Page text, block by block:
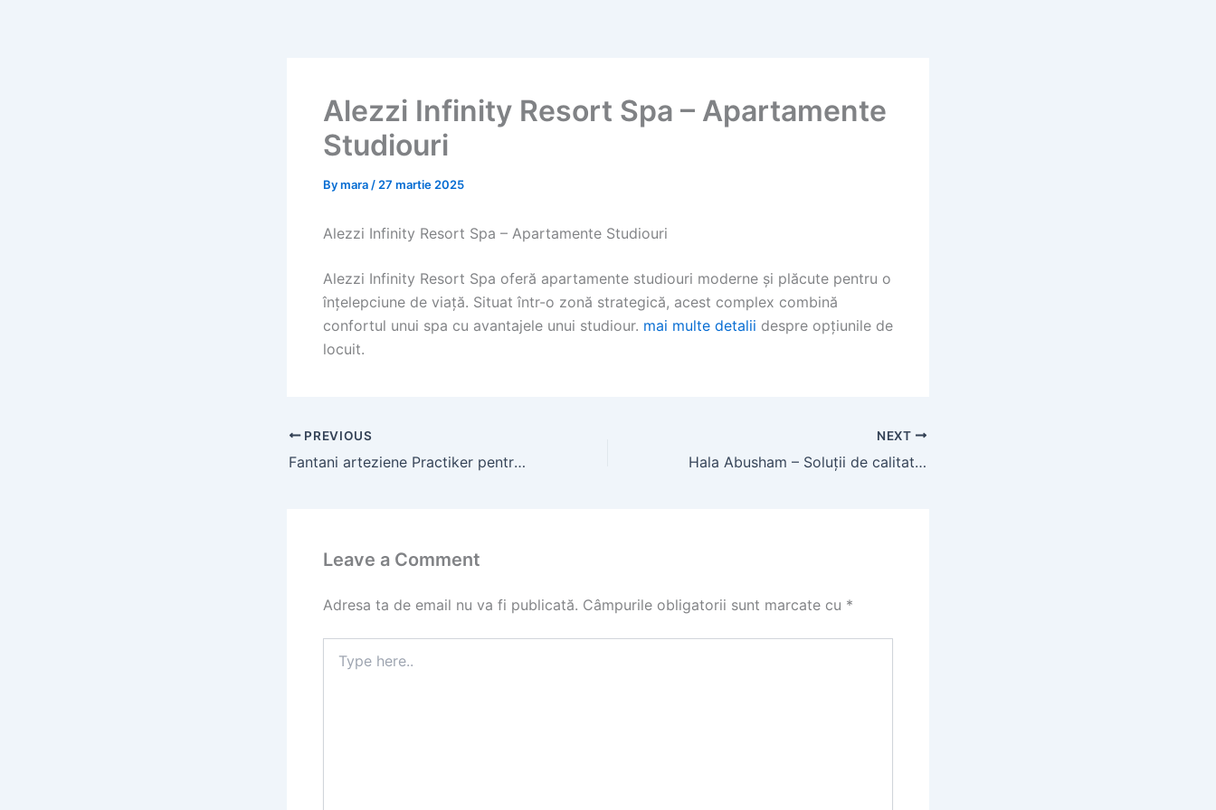
Alezzi Infinity Resort Spa – Apartamente
Studiouri
Bymara / 27 martie 2025
Alezzi Infinity Resort Spa – Apartamente Studiouri
Alezzi Infinity Resort Spa oferă apartamente studiouri moderne și plăcute pentru o
înțelepciune de viață. Situat într-o zonă strategică, acest complex combină
confortul unui spa cu avantajele unui studiour. mai multe detalii despre opțiunile de
locuit.
PREVIOUS
Fantani arteziene Practiker pentru foraje puturi
NEXT
Hala Abusham – Soluții de calitate pentru hale metalice
Leave a Comment
Adresa ta de email nu va fi publicată. Câmpurile obligatorii sunt marcate cu *
here..